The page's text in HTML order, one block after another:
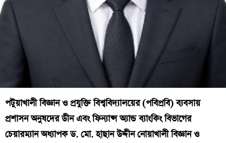
পটুয়াখালী বিজ্ঞান ও প্রযুক্তি বিশ্ববিদ্যালয়ের (পবিপ্রবি) ব্যবসায়
প্রশাসন অনুষদের ডীন এবং ফিন্যান্স অ্যান্ড ব্যাংকিং বিভাগের
চেয়ারম্যান অধ্যাপক ড. মো. হাছান উদ্দীন নোয়াখালী বিজ্ঞান ও